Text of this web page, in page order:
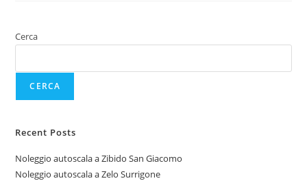
Cerca
CERCA
Recent Posts
Noleggio autoscala a Zibido San Giacomo
Noleggio autoscala a Zelo Surrigone